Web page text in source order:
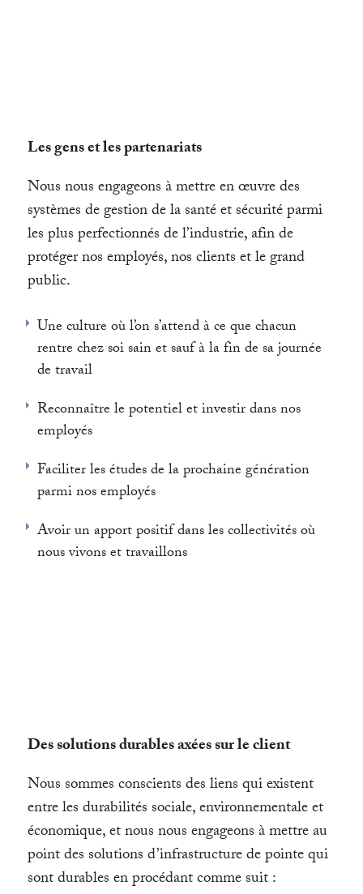
Les gens et les partenariats
Nous nous engageons à mettre en œuvre des
systèmes de gestion de la santé et sécurité parmi
les plus perfectionnés de l’industrie, afin de
protéger nos employés, nos clients et le grand
public.
Une culture où l’on s’attend à ce que chacun
rentre chez soi sain et sauf à la fin de sa journée
de travail
Reconnaître le potentiel et investir dans nos
employés
Faciliter les études de la prochaine génération
parmi nos employés
Avoir un apport positif dans les collectivités où
nous vivons et travaillons
Des solutions durables axées sur le client
Nous sommes conscients des liens qui existent
entre les durabilités sociale, environnementale et
économique, et nous nous engageons à mettre au
point des solutions d’infrastructure de pointe qui
sont durables en procédant comme suit :